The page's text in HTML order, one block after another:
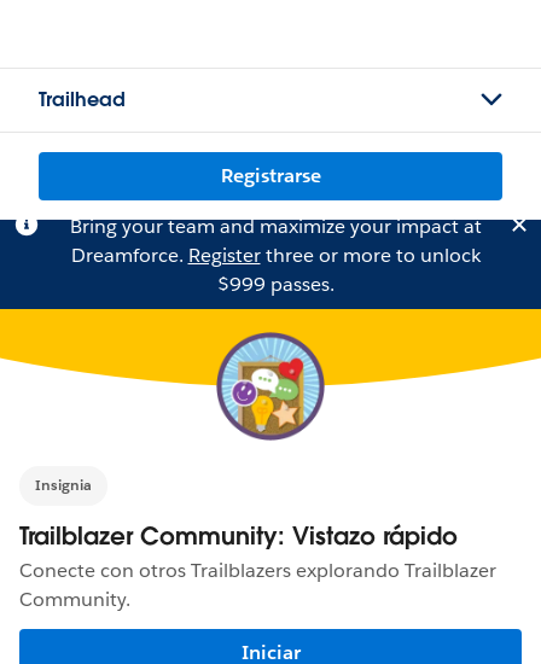
Trailhead
Registrarse
Bring your team and maximize your impact at
Dreamforce. Registerthree or more to unlock
$999 passes.
Insignia
Trailblazer Community: Vistazo rápido
Conecte con otros Trailblazers explorando Trailblazer
Community.
Iniciar